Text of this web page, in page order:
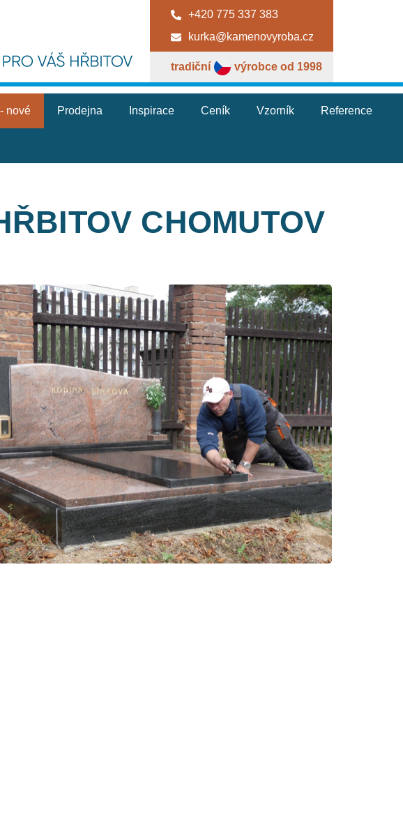
+420 775 337 383
kurka@kamenovyroba.cz
tradiční výrobce od 1998
nové Prodejna Inspirace Ceník Vzorník Reference
CHOMUTOV